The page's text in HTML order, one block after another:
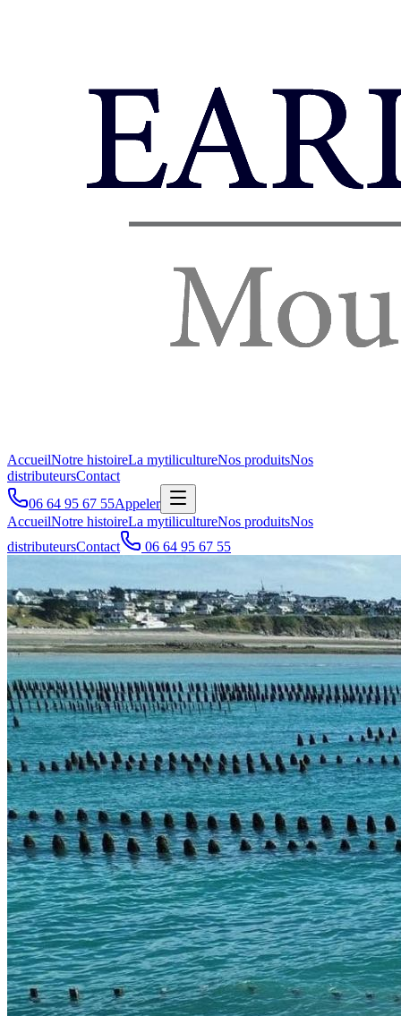
AccueilNotre histoireLa mytilicultureNos produitsNos
distributeursContact
06 64 95 67 55Appeler
AccueilNotre histoireLa mytilicultureNos produitsNos
distributeursContact 06 64 95 67 55